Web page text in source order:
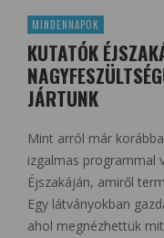
MINDENNAPOK
KUTATÓK
JÁRTUNK
Mint arról már
izgalmas programmal
Éjszakáján, amiről
Egy látványokban
ahol megnézhettük